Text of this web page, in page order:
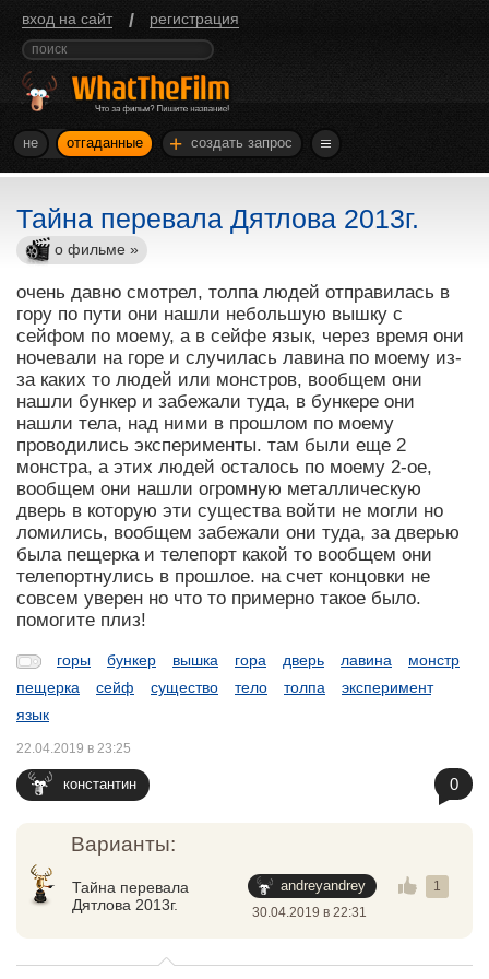
вход на сайт / регистрация
не отгаданные + создать запрос
Тайна перевала Дятлова 2013г.
о фильме »
очень давно смотрел, толпа людей отправилась в
гору по пути они нашли небольшую вышку с
сейфом по моему, а в сейфе язык, через время они
ночевали на горе и случилась лавина по моему из-
за каких то людей или монстров, вообщем они
нашли бункер и забежали туда, в бункере они
нашли тела, над ними в прошлом по моему
проводились эксперименты. там были еще 2
монстра, а этих людей осталось по моему 2-ое,
вообщем они нашли огромную металлическую
дверь в которую эти существа войти не могли но
ломились, вообщем забежали они туда, за дверью
была пещерка и телепорт какой то вообщем они
телепортнулись в прошлое. на счет концовки не
совсем уверен но что то примерно такое было.
помогите плиз!
горы бункер вышка гора дверь лавина
монстр
пещерка
сейф существо тело толпа
эксперимент
язык
константин
22.04.2019 в 23:25
0
Варианты:
Тайна перевала
Дятлова 2013г.
andreyandrey
1
30.04.2019 в 22:31